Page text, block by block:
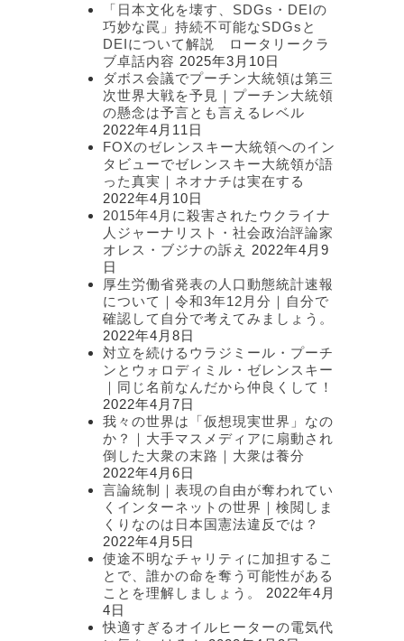
「日本文化を壊す、SDGs・DEIの
巧妙な罠」持続不可能なSDGsと
DEIについて解説 ロータリークラ
ブ卓話内容 2025年3月10日
ダボス会議でプーチン大統領は第三
次世界大戦を予見｜プーチン大統領
の懸念は予言とも言えるレベル
2022年4月11日
FOXのゼレンスキー大統領へのイン
タビューでゼレンスキー大統領が語
った真実｜ネオナチは実在する
2022年4月10日
2015年4月に殺害されたウクライナ
人ジャーナリスト・社会政治評論家
オレス・ブジナの訴え
2022年4月9
日
厚生労働省発表の人口動態統計速報
について｜令和3年12月分｜自分で
確認して自分で考えてみましょう。
2022年4月8日
対立を続けるウラジミール・プーチ
ンとウォロディミル・ゼレンスキー
｜同じ名前なんだから仲良くして！
2022年4月7日
我々の世界は「仮想現実世界」なの
か？｜大手マスメディアに扇動され
倒した大衆の末路｜大衆は養分
2022年4月6日
言論統制｜表現の自由が奪われてい
くインターネットの世界｜検閲しま
くりなのは日本国憲法違反では？
2022年4月5日
使途不明なチャリティに加担するこ
とで、誰かの命を奪う可能性がある
ことを理解しましょう。
2022年4月
4日
快適すぎるオイルヒーターの電気代